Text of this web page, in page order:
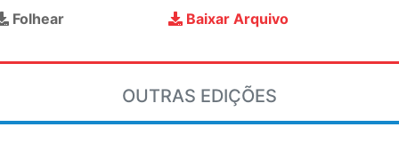
Folhear
Baixar Arquivo
OUTRAS EDIÇÕES